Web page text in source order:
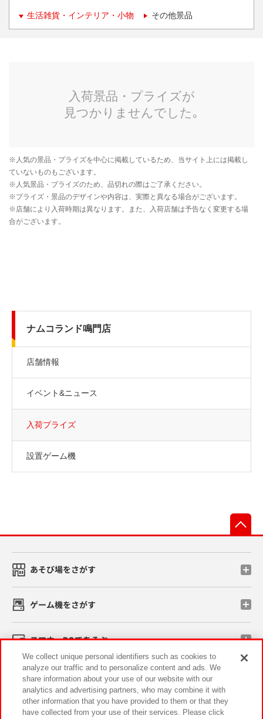
生活雑貨・インテリア・小物 その他景品
ナムコランド鳴門店
店舗情報
イベント&ニュース
入荷プライズ
設置ゲーム機
あそび場をさがす
ゲーム機をさがす
スマホ・PCであそぶ
イベント・キャンペーン
We collect unique personal identifiers such as cookies to
analyze our traffic and to personalize content and ads. We
share information about your use of our website with our
analytics and advertising partners, who may combine it with
other information that you have provided to them or that they
have collected from your use of their services. Please click